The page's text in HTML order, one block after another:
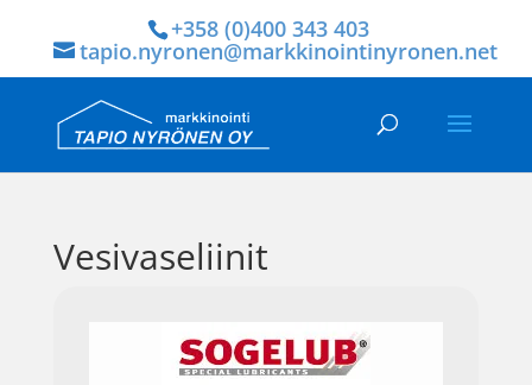
+358 (0)400 343 403
tapio.nyronen@markkinointinyronen.net
Vesivaseliinit